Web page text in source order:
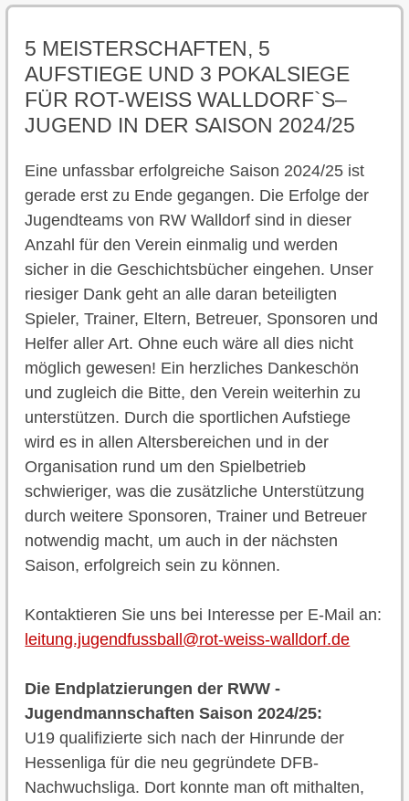
5 MEISTERSCHAFTEN, 5
AUFSTIEGE UND 3 POKALSIEGE
FÜR ROT-WEISS WALLDORF`S–
JUGEND IN DER SAISON 2024/25
Eine unfassbar erfolgreiche Saison 2024/25 ist
gerade erst zu Ende gegangen. Die Erfolge der
Jugendteams von RW Walldorf sind in dieser
Anzahl für den Verein einmalig und werden
sicher in die Geschichtsbücher eingehen. Unser
riesiger Dank geht an alle daran beteiligten
Spieler, Trainer, Eltern, Betreuer, Sponsoren und
Helfer aller Art. Ohne euch wäre all dies nicht
möglich gewesen! Ein herzliches Dankeschön
und zugleich die Bitte, den Verein weiterhin zu
unterstützen. Durch die sportlichen Aufstiege
wird es in allen Altersbereichen und in der
Organisation rund um den Spielbetrieb
schwieriger, was die zusätzliche Unterstützung
durch weitere Sponsoren, Trainer und Betreuer
notwendig macht, um auch in der nächsten
Saison, erfolgreich sein zu können.
Kontaktieren Sie uns bei Interesse per E-Mail an:
leitung.jugendfussball@rot-weiss-walldorf.de
Die Endplatzierungen der RWW -
Jugendmannschaften Saison 2024/25:
U19 qualifizierte sich nach der Hinrunde der
Hessenliga für die neu gegründete DFB-
Nachwuchsliga. Dort konnte man oft mithalten,